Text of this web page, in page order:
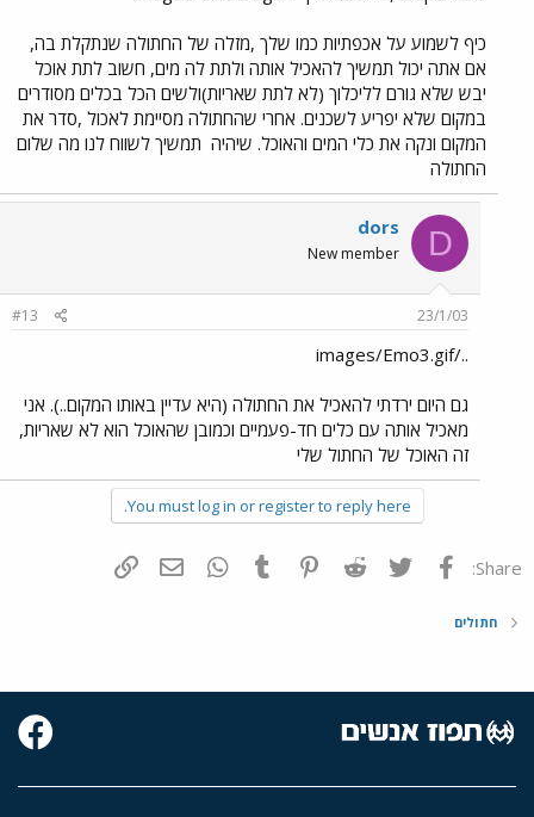
כיף לשמוע על אכפתיות כמו שלך ,מזלה של החתולה שנתקלת בה,
אם אתה יכול תמשיך להאכיל אותה ולתת לה מים, חשוב לתת אוכל
יבש שלא גורם לליכלוך (לא לתת שאריות)ולשים הכל בכלים מסודרים
במקום שלא יפריע לשכנים. אחרי שהחתולה מסיימת לאכול ,סדר את
המקום ונקה את כלי המים והאוכל. שיהיה תמשיך לשווח לנו מה שלום
החתולה
D
dors
New member
23/1/03
#13
../images/Emo3.gif
גם היום ירדתי להאכיל את החתולה (היא עדיין באותו המקום..). אני
מאכיל אותה עם כלים חד-פעמיים וכמובן שהאוכל הוא לא שאריות,
זה האוכל של החתול שלי
You must log in or register to reply here.
Share: פייסבוק Twitter
Reddit
Pinterest
Tumblr
WhatsAppדואר אלקטרוני
חתולים